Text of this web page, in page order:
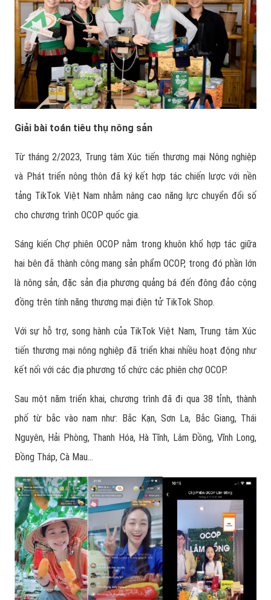
Giải bài toán tiêu thụ nông sản
Từ tháng 2/2023, Trung tâm Xúc tiến thương mại Nông nghiệp
và Phát triển nông thôn đã ký kết hợp tác chiến lược với nền
tảng TikTok Việt Nam nhằm nâng cao năng lực chuyển đổi số
cho chương trình OCOP quốc gia.
Sáng kiến Chợ phiên OCOP nằm trong khuôn khổ hợp tác giữa
hai bên đã thành công mang sản phẩm OCOP, trong đó phần lớn
là nông sản, đặc sản địa phương quảng bá đến đông đảo cộng
đồng trên tính năng thương mại điện tử TikTok Shop.
Với sự hỗ trợ, song hành của TikTok Việt Nam, Trung tâm Xúc
tiến thương mại nông nghiệp đã triển khai nhiều hoạt động như
kết nối với các địa phương tổ chức các phiên chợ OCOP.
Sau một năm triển khai, chương trình đã đi qua 38 tỉnh, thành
phố từ bắc vào nam như: Bắc Kạn, Sơn La, Bắc Giang, Thái
Nguyên, Hải Phòng, Thanh Hóa, Hà Tĩnh, Lâm Đồng, Vĩnh Long,
Đồng Tháp, Cà Mau…